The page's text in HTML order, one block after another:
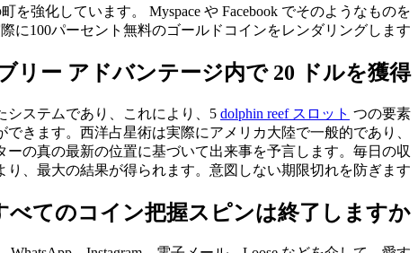
を強化しています。 Myspace や Facebook でそのようなものを
に100パーセント無料のゴールドコインをレンダリングします。
ー アドバンテージ内で 20 ドルを獲得 (
システムであり、これにより、5 dolphin reef スロット つの要素
きます。西洋占星術は実際にアメリカ大陸で一般的であり、
の真の最新の位置に基づいて出来事を予言します。毎日の収
、最大の結果が得られます。意図しない期限切れを防ぎます。
べてのコイン把握スピンは終了しますか?